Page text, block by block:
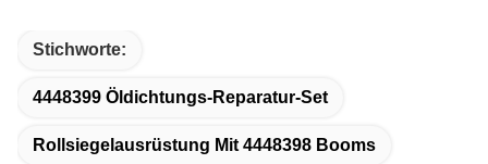
Stichworte:
4448399 Öldichtungs-Reparatur-Set
Rollsiegelausrüstung Mit 4448398 Booms